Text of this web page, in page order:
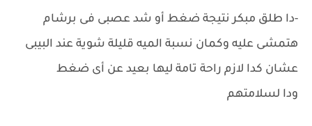
-دا طلق مبكر نتيجة ضغط أو شد عصبى فى برشام
هتمشى عليه وكمان نسبة الميه قليلة شوية عند البيبى
عشان كدا لازم راحة تامة ليها بعيد عن أى ضغط
ودا لسلامتهم